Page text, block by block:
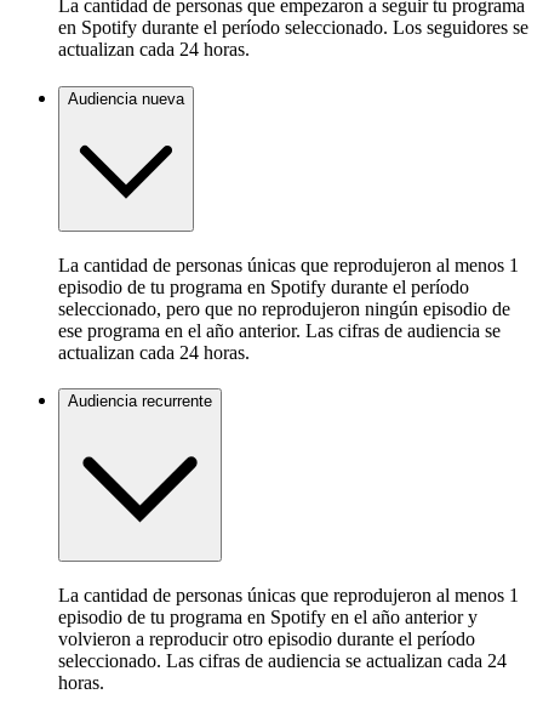
La cantidad de personas que empezaron a seguir tu programa
en Spotify durante el período seleccionado. Los seguidores se
actualizan cada 24 horas.
Audiencia nueva
La cantidad de personas únicas que reprodujeron al menos 1
episodio de tu programa en Spotify durante el período
seleccionado, pero que no reprodujeron ningún episodio de
ese programa en el año anterior. Las cifras de audiencia se
actualizan cada 24 horas.
Audiencia recurrente
La cantidad de personas únicas que reprodujeron al menos 1
episodio de tu programa en Spotify en el año anterior y
volvieron a reproducir otro episodio durante el período
seleccionado. Las cifras de audiencia se actualizan cada 24
horas.